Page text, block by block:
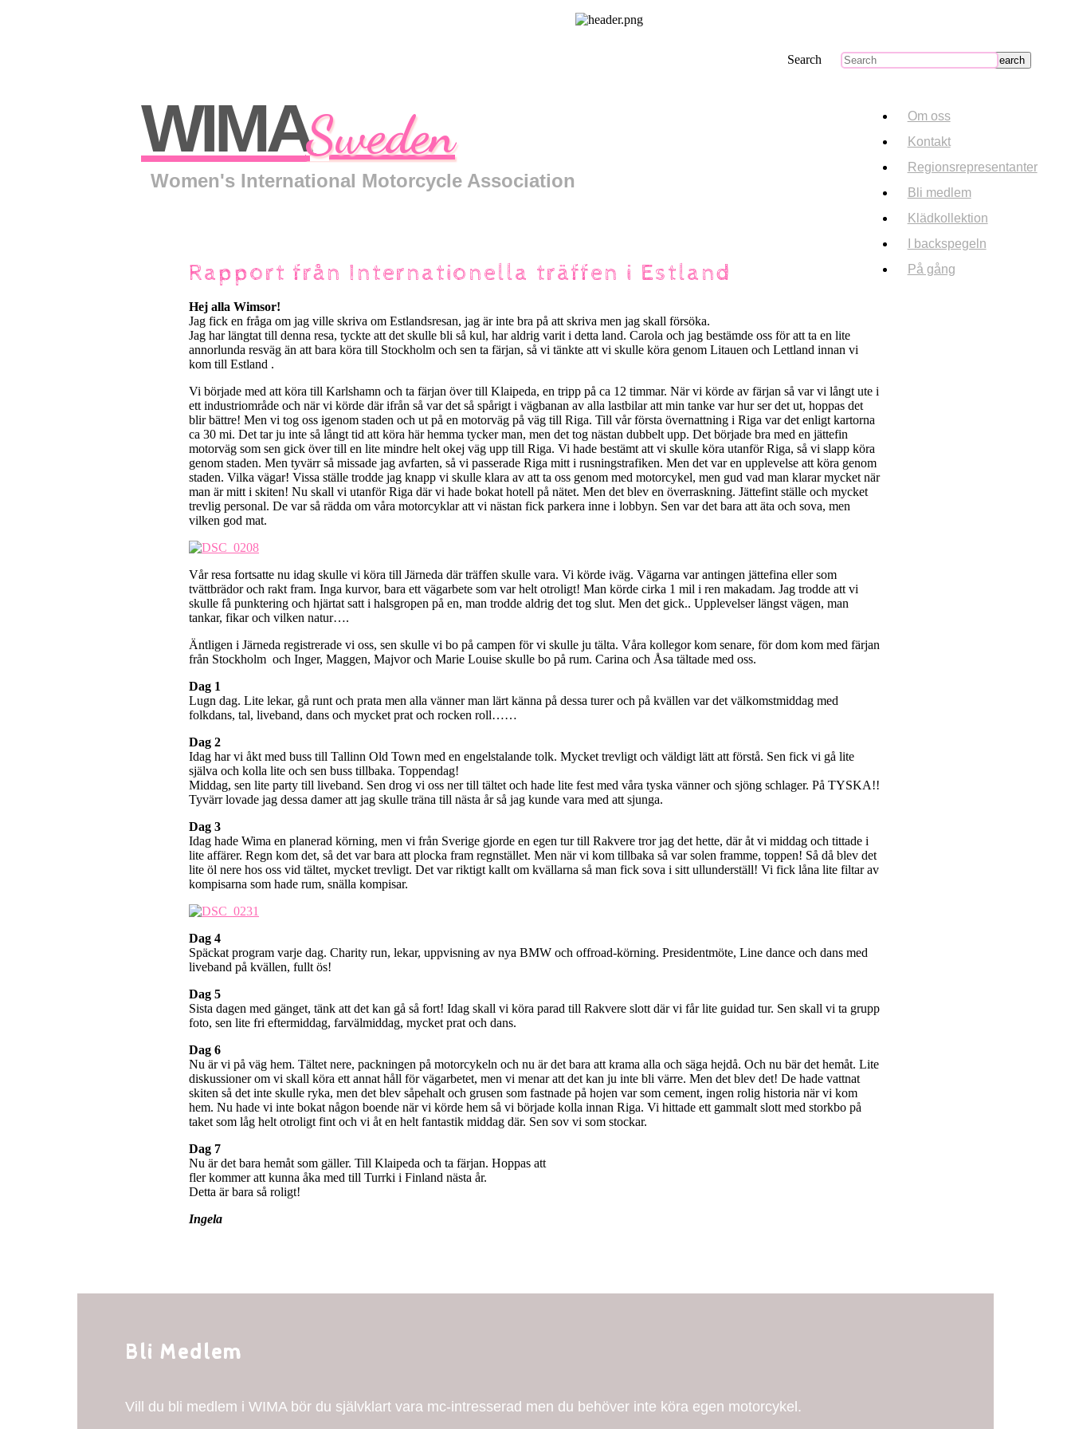
WIMASweden
Women's International Motorcycle Association
Search
Om oss
Kontakt
Regionsrepresentanter
Bli medlem
Klädkollektion
I backspegeln
På gång
Rapport från Internationella träffen i Estland
Hej alla Wimsor!
Jag fick en fråga om jag ville skriva om Estlandsresan, jag är inte bra på att skriva men jag skall försöka.
Jag har längtat till denna resa, tyckte att det skulle bli så kul, har aldrig varit i detta land. Carola och jag bestämde oss för att ta en lite
annorlunda resväg än att bara köra till Stockholm och sen ta färjan, så vi tänkte att vi skulle köra genom Litauen och Lettland innan vi
kom till Estland .
Vi började med att köra till Karlshamn och ta färjan över till Klaipeda, en tripp på ca 12 timmar. När vi körde av färjan så var vi långt ute i
ett industriområde och när vi körde där ifrån så var det så spårigt i vägbanan av alla lastbilar att min tanke var hur ser det ut, hoppas det
blir bättre! Men vi tog oss igenom staden och ut på en motorväg på väg till Riga. Till vår första övernattning i Riga var det enligt kartorna
ca 30 mi. Det tar ju inte så långt tid att köra här hemma tycker man, men det tog nästan dubbelt upp. Det började bra med en jättefin
motorväg som sen gick över till en lite mindre helt okej väg upp till Riga. Vi hade bestämt att vi skulle köra utanför Riga, så vi slapp köra
genom staden. Men tyvärr så missade jag avfarten, så vi passerade Riga mitt i rusningstrafiken. Men det var en upplevelse att köra genom
staden. Vilka vägar! Vissa ställe trodde jag knapp vi skulle klara av att ta oss genom med motorcykel, men gud vad man klarar mycket när
man är mitt i skiten! Nu skall vi utanför Riga där vi hade bokat hotell på nätet. Men det blev en överraskning. Jättefint ställe och mycket
trevlig personal. De var så rädda om våra motorcyklar att vi nästan fick parkera inne i lobbyn. Sen var det bara att äta och sova, men
vilken god mat.
Vår resa fortsatte nu idag skulle vi köra till Järneda där träffen skulle vara. Vi körde iväg. Vägarna var antingen jättefina eller som
tvättbrädor och rakt fram. Inga kurvor, bara ett vägarbete som var helt otroligt! Man körde cirka 1 mil i ren makadam. Jag trodde att vi
skulle få punktering och hjärtat satt i halsgropen på en, man trodde aldrig det tog slut. Men det gick.. Upplevelser längst vägen, man
tankar, fikar och vilken natur….
Äntligen i Järneda registrerade vi oss, sen skulle vi bo på campen för vi skulle ju tälta. Våra kollegor kom senare, för dom kom med färjan
från Stockholm och Inger, Maggen, Majvor och Marie Louise skulle bo på rum. Carina och Åsa tältade med oss.
Dag 1
Lugn dag. Lite lekar, gå runt och prata men alla vänner man lärt känna på dessa turer och på kvällen var det välkomstmiddag med
folkdans, tal, liveband, dans och mycket prat och rocken roll……
Dag 2
Idag har vi åkt med buss till Tallinn Old Town med en engelstalande tolk. Mycket trevligt och väldigt lätt att förstå. Sen fick vi gå lite
själva och kolla lite och sen buss tillbaka. Toppendag!
Middag, sen lite party till liveband. Sen drog vi oss ner till tältet och hade lite fest med våra tyska vänner och sjöng schlager. På TYSKA!!
Tyvärr lovade jag dessa damer att jag skulle träna till nästa år så jag kunde vara med att sjunga.
Dag 3
Idag hade Wima en planerad körning, men vi från Sverige gjorde en egen tur till Rakvere tror jag det hette, där åt vi middag och tittade i
lite affärer. Regn kom det, så det var bara att plocka fram regnstället. Men när vi kom tillbaka så var solen framme, toppen! Så då blev det
lite öl nere hos oss vid tältet, mycket trevligt. Det var riktigt kallt om kvällarna så man fick sova i sitt ullunderställ! Vi fick låna lite filtar av
kompisarna som hade rum, snälla kompisar.
Dag 4
Späckat program varje dag. Charity run, lekar, uppvisning av nya BMW och offroad-körning. Presidentmöte, Line dance och dans med
liveband på kvällen, fullt ös!
Dag 5
Sista dagen med gänget, tänk att det kan gå så fort! Idag skall vi köra parad till Rakvere slott där vi får lite guidad tur. Sen skall vi ta grupp
foto, sen lite fri eftermiddag, farvälmiddag, mycket prat och dans.
Dag 6
Nu är vi på väg hem. Tältet nere, packningen på motorcykeln och nu är det bara att krama alla och säga hejdå. Och nu bär det hemåt. Lite
diskussioner om vi skall köra ett annat håll för vägarbetet, men vi menar att det kan ju inte bli värre. Men det blev det! De hade vattnat
skiten så det inte skulle ryka, men det blev såpehalt och grusen som fastnade på hojen var som cement, ingen rolig historia när vi kom
hem. Nu hade vi inte bokat någon boende när vi körde hem så vi började kolla innan Riga. Vi hittade ett gammalt slott med storkbo på
taket som låg helt otroligt fint och vi åt en helt fantastik middag där. Sen sov vi som stockar.
Dag 7
Nu är det bara hemåt som gäller. Till Klaipeda och ta färjan. Hoppas att
fler kommer att kunna åka med till Turrki i Finland nästa år.
Detta är bara så roligt!
Ingela
Bli Medlem
Vill du bli medlem i WIMA bör du självklart vara mc-intresserad men du behöver inte köra egen motorcykel.